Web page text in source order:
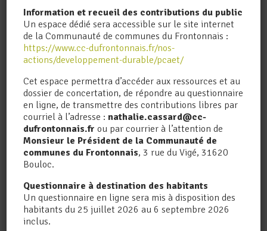
importante mobilisation des élus.
Aujourd’hui, nous n’avons pas la capacité à
nous seuls de construire uneanalyse de
vulnérabilité solide et fiable, alors qu’elle
nous est indispensable.Nous devons nous
services et les infrastructures existantes.
Mais nous devons aussiintégrer
l’adaptation dans nos projets en cours et à
venir au risque qu’ils deviennent vite
inadaptés. C’est un effort collectif qui
doit nous sensibiliser et nous permettre
d’agir par nous-mêmes. En tant qu’élus,
nous avons le devoir d’anticiper, d’informer
en matière d’urbanisme, d’habitat, de
mobilité, de santé… Sinon, nous payerons
tous le prix de l’inaction», Hugo
Cavagnac
, Président de la CC du
Information et recueil des contributions du public
Un espace dédié sera accessible sur le site internet
de la Communauté de communes du Frontonnais :
https://www.cc-dufrontonnais.fr/nos-
actions/developpement-durable/pcaet/
Cet espace permettra d’accéder aux ressources et au
dossier de concertation, de répondre au questionnaire
en ligne, de transmettre des contributions libres par
courriel à l’adresse : nathalie.cassard@cc-
dufrontonnais.fr ou par courrier à l’attention de
Monsieur le Président de la Communauté de
communes du Frontonnais, 3 rue du Vigé, 31620
Bouloc.
Questionnaire à destination des habitants
Un questionnaire en ligne sera mis à disposition des
habitants du 25 juillet 2026 au 6 septembre 2026
inclus.